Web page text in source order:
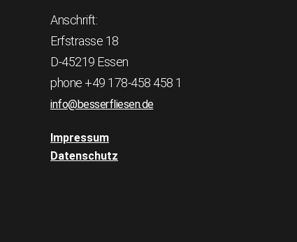
Anschrift:
Erfstrasse 18
D-45219 Essen
phone +49 178-458 458 1
info@besserfliesen.de
Impressum
Datenschutz